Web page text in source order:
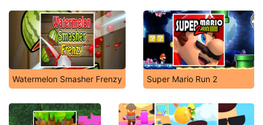
Watermelon Smasher Frenzy Super Mario Run 2